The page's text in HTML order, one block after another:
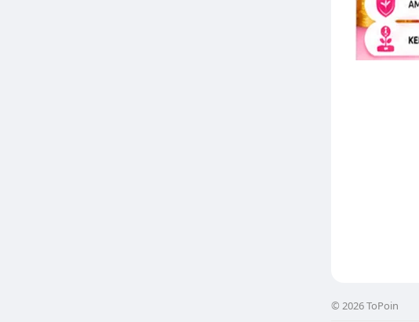
© 2026 ToPoin